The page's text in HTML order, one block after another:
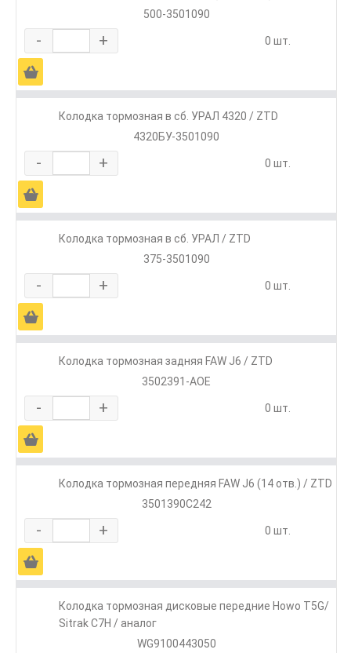
500-3501090
- + 0 шт.
Ä
Колодка тормозная в сб. УРАЛ 4320 / ZTD
4320БУ-3501090
- + 0 шт.
Ä
Колодка тормозная в сб. УРАЛ / ZTD
375-3501090
- + 0 шт.
Ä
Колодка тормозная задняя FAW J6 / ZTD
3502391-AOE
- + 0 шт.
Ä
Колодка тормозная передняя FAW J6 (14 отв.) / ZTD
3501390C242
- + 0 шт.
Ä
Колодка тормозная дисковые передние Howo T5G/
Sitrak C7H / аналог
WG9100443050